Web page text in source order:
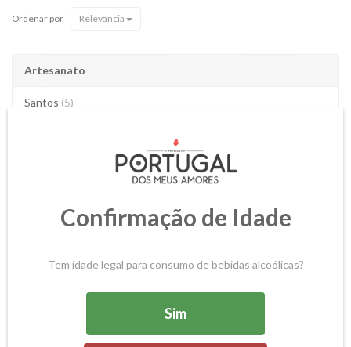
Ordenar por Relevância
Artesanato
Santos (5)
Loiça utilitária e decorativa(10)
(3)
Galos e Sardinhas (7)
(2)
Confirmação de Idade
Tem idade legal para consumo de bebidas alcoólicas?
Sim